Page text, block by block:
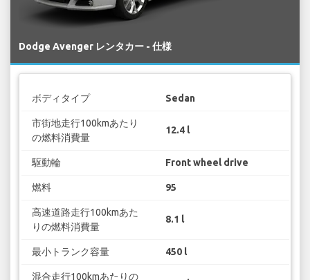
Dodge Avenger レンタカー - 仕様
ボディタイプ Sedan
市街地走行100kmあたり
の燃料消費量
12.4 l
駆動輪 Front wheel drive
燃料 95
高速道路走行100kmあた
りの燃料消費量
8.1 l
最小トランク容量 450 l
混合走行100kmあたりの